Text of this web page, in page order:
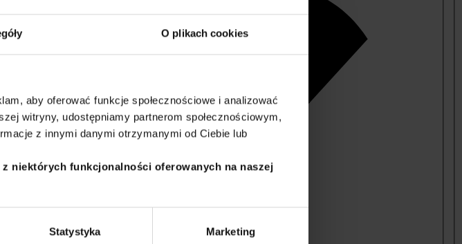
O plikach cookies
aby oferować funkcje społecznościowe i analizować
witryny, udostępniamy partnerom społecznościowym,
z innymi danymi otrzymanymi od Ciebie lub
niektórych funkcjonalności oferowanych na naszej
Statystyka Marketing